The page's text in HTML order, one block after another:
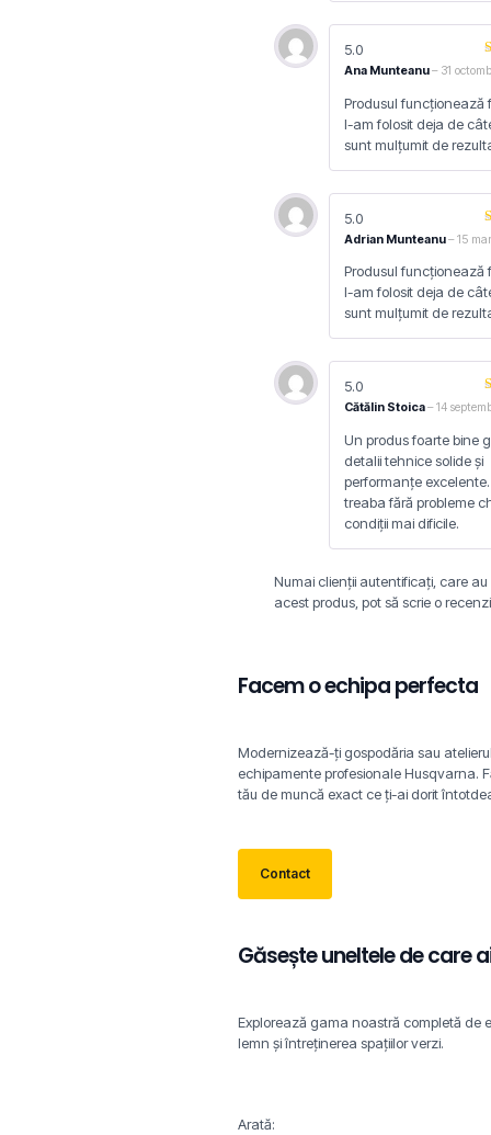
5.0
Ana Munteanu– 31
Produsul funcționează
l-am folosit deja de
sunt mulțumit de
5.0
Adrian Munteanu– 15
Produsul funcționează
l-am folosit deja de
sunt mulțumit de
5.0
Cătălin Stoica– 14
Un produs foarte bine
detalii tehnice solide și
performanțe
treaba fără probleme
condiții mai dificile.
Numai clienții autentificați, care
acest produs, pot să scrie o
Facem o echipa perfecta
Modernizează-ți gospodăria sau
echipamente profesionale Husqvarna.
tău de muncă exact ce ți-ai dorit
Contact
Găsește uneltele de care
Explorează gama noastră completă de
lemn și întreținerea spațiilor verzi.
Arată: